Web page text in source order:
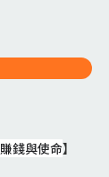
賺錢與使命】